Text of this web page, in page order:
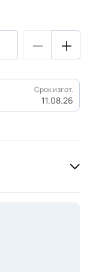
Срок изгот.
11.08.26